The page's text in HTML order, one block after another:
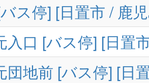
ス停] [日置市 / 鹿
入口 [バス停] [日置
団地前 [バス停] [日